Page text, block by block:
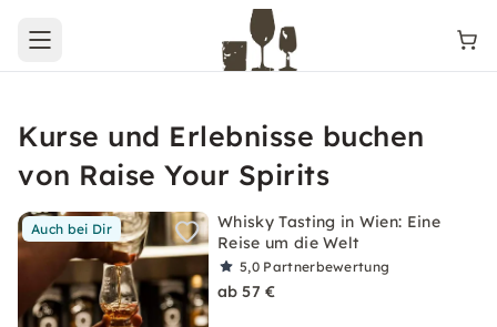
Open main menu
Kurse und Erlebnisse buchen
von Raise Your Spirits
Auch bei Dir
Whisky Tasting in Wien: Eine
Reise um die Welt
5,0 Partnerbewertung
ab 57 €